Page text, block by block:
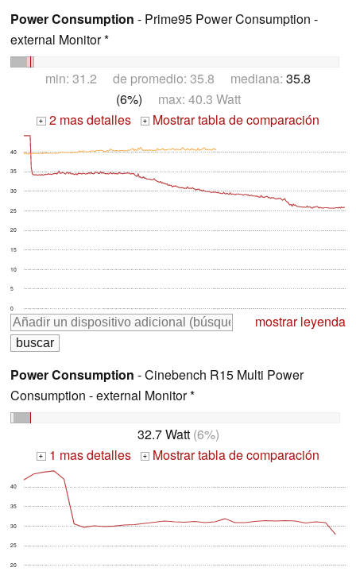
Power Consumption - Prime95 Power Consumption -
external Monitor *
min: 31.2 de promedio: 35.8 mediana: 35.8
(6%) max: 40.3 Watt
+ 2 mas detalles + Mostrar tabla de comparación
0
5
10
15
20
25
30
35
40
mostrar leyenda
Power Consumption - Cinebench R15 Multi Power
Consumption - external Monitor *
32.7 Watt(6%)
+ 1 mas detalles + Mostrar tabla de comparación
20
25
30
35
40